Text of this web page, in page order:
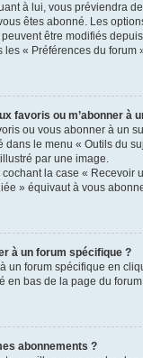
à lui, vous préviendra
êtes abonné. Les
être modifiés
les « Préférences du forum
favoris ou m’abonner à
ou vous abonner à un
le menu « Outils du
par une image.
la case « Recevoir
» équivaut à vous
à un forum spécifique ?
un forum spécifique en
en bas de la page du
abonnements ?